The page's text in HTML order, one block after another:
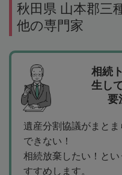
秋田県 山本郡三
他の専門家
相続
生し
要
遺産分割協議がまと
できない！
相続放棄したい！と
すすめします。